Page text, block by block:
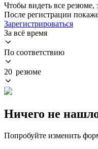
Чтобы видеть все резюме,
После регистрации
Зарегистрироваться
За всё время
По соответствию
20 резюме
Ничего не
Попробуйте изменить